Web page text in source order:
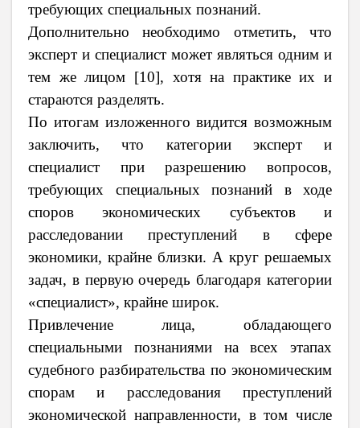
требующих специальных познаний.
Дополнительно необходимо отметить, что
эксперт и специалист может являться одним и
тем же лицом [10], хотя на практике их и
стараются разделять.
По итогам изложенного видится возможным
заключить, что категории эксперт и
специалист при разрешению вопросов,
требующих специальных познаний в ходе
споров экономических субъектов и
расследовании преступлений в сфере
экономики, крайне близки. А круг решаемых
задач, в первую очередь благодаря категории
«специалист», крайне широк.
Привлечение лица, обладающего
специальными познаниями на всех этапах
судебного разбирательства по экономическим
спорам и расследования преступлений
экономической направленности, в том числе